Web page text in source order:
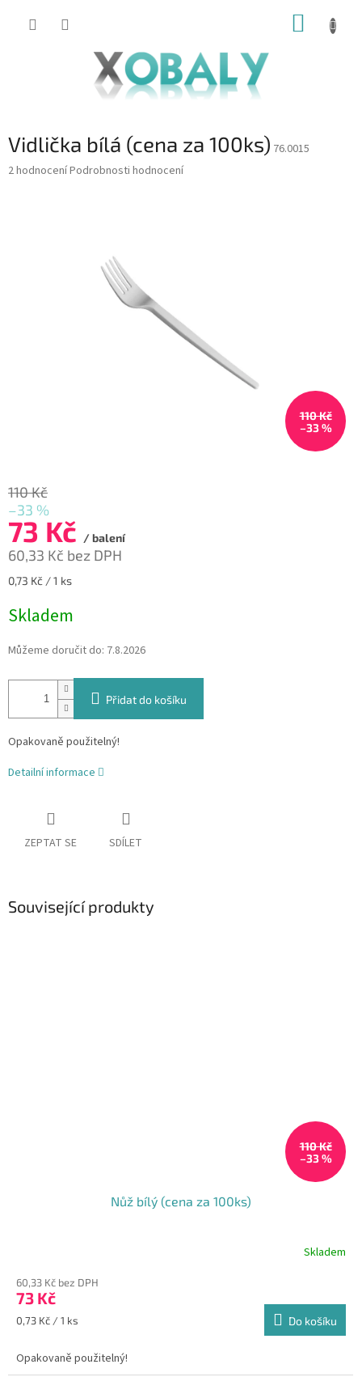
KOŠÍK
Vidlička bílá (cena za 100ks) 76.0015
Průměrné
2 hodnoceníPodrobnosti hodnocení
110 Kč
–33 %
110 Kč
–33 %
73 Kč / balení
60,33 Kč bez DPH
Měrná
0,73 Kč / 1 ks
Skladem
Můžeme doručit do: 7.8.2026
Přidat do košíku
Opakovaně použitelný!
Detailní informace
ZEPTAT SE SDÍLET
Související produkty
110 Kč
–33 %
Nůž bílý (cena za 100ks)
produktu
je
5,0
hvězdiček.
Skladem
60,33 Kč bez DPH
73 Kč
Měrná
0,73 Kč / 1 ks Do košíku
Opakovaně použitelný!